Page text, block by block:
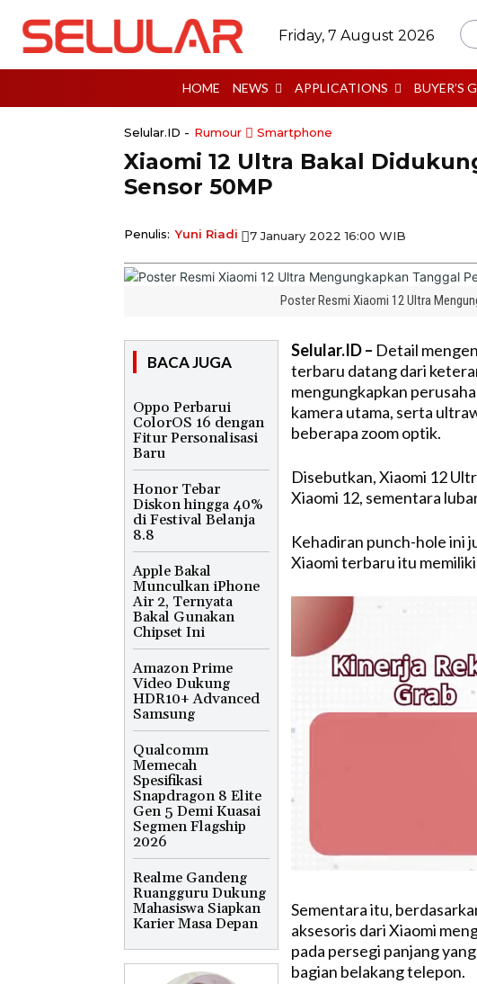
Friday, 7 August 2026
HOME NEWS APPLICATIONS BUYER’S
Selular.ID - Rumour Smartphone
Xiaomi 12 Ultra Bakal
Sensor 50MP
Penulis: Yuni Riadi 7 January 2022 16:00 WIB
Poster Resmi Xiaomi 12 Ultra
BACA JUGA
Oppo Perbarui
ColorOS 16 dengan
Fitur Personalisasi
Baru
Honor Tebar
Diskon hingga 40%
di Festival Belanja
8.8
Apple Bakal
Munculkan iPhone
Air 2, Ternyata
Bakal Gunakan
Chipset Ini
Amazon Prime
Video Dukung
HDR10+ Advanced
Samsung
Qualcomm
Memecah
Spesifikasi
Snapdragon 8 Elite
Gen 5 Demi Kuasai
Segmen Flagship
2026
Realme Gandeng
Ruangguru Dukung
Mahasiswa Siapkan
Karier Masa Depan
Selular.ID – Detail
terbaru datang dari
mengungkapkan
kamera utama, serta
beberapa zoom optik.
Disebutkan, Xiaomi 12
Xiaomi 12, sementara
Kehadiran punch-hole ini
Xiaomi terbaru itu
Sementara itu,
aksesoris dari Xiaomi
pada persegi panjang
bagian belakang telepon.